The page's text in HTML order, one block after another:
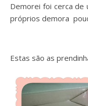
Demorei foi cerca
próprios demora
Estas são as